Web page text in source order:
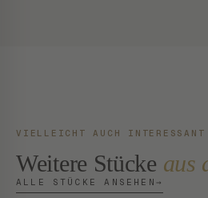
VIELLEICHT AUCH INTERESSANT
Weitere Stücke aus
ALLE STÜCKE ANSEHEN →